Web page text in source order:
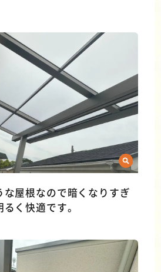
屋根なので暗くなりすぎ
く快適です。